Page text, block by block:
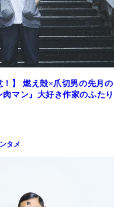
！】 燃え殻×爪切男の先月の
マン』大好き作家のふたり
タメ